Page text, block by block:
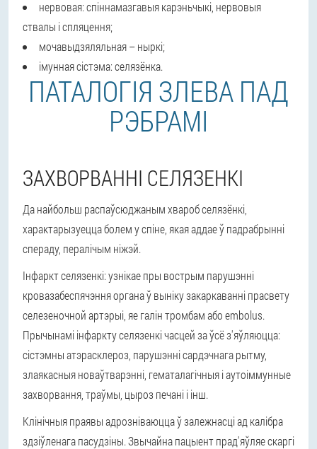
нервовая: спіннамазгавыя карэньчыкі, нервовыя
ствалы і спляцення;
мочавыдзяляльная – ныркі;
імунная сістэма: селязёнка.
ПАТАЛОГІЯ ЗЛЕВА ПАД
РЭБРАМІ
ЗАХВОРВАННІ СЕЛЯЗЕНКІ
Да найбольш распаўсюджаным хвароб селязёнкі,
характарызуецца болем у спіне, якая аддае ў падрабрынні
спераду, пералічым ніжэй.
Інфаркт селязенкі: узнікае пры вострым парушэнні
кровазабеспячэння органа ў выніку закаркаванні прасвету
селезеночной артэрыі, яе галін тромбам або embolus.
Прычынамі інфаркту селязенкі часцей за ўсё з'яўляюцца:
сістэмны атэрасклероз, парушэнні сардэчнага рытму,
злаякасныя новаўтварэнні, гематалагічныя і аутоіммунные
захворвання, траўмы, цыроз печані і інш.
Клінічныя праявы адрозніваюцца ў залежнасці ад калібра
здзіўленага пасудзіны. Звычайна пацыент прад'яўляе скаргі